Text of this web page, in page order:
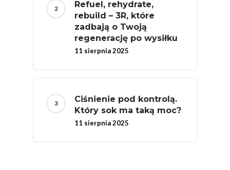
Refuel, rehydrate,
rebuild – 3R, które
zadbają o Twoją
regenerację po wysiłku
11 sierpnia 2025
Ciśnienie pod kontrolą.
Który sok ma taką moc?
11 sierpnia 2025
MOC POLSKICH
# Wybieram
5 Porcji Warzyw,
Certyfikowany